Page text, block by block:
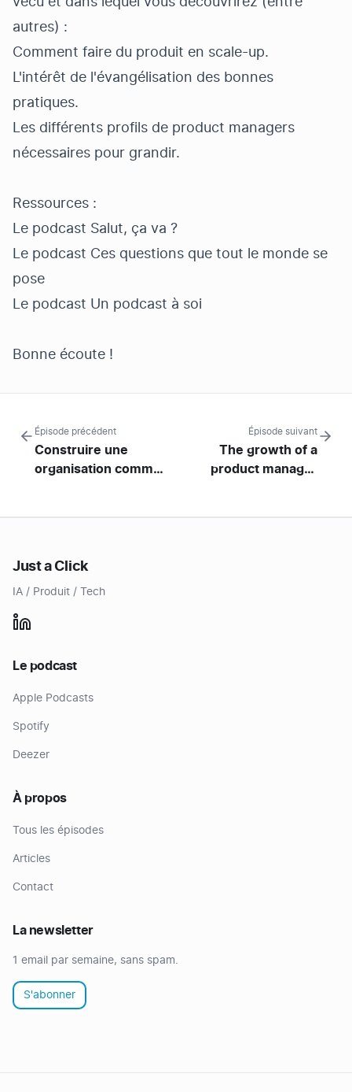
autres) :
Comment faire du produit en scale-up.
L'intérêt de l'évangélisation des bonnes
pratiques.
Les différents profils de product managers
nécessaires pour grandir.
Ressources :
Le podcast Salut, ça va ?
Le podcast Ces questions que tout le monde se
pose
Le podcast Un podcast à soi
Bonne écoute !
Épisode précédent
Construire une
organisation comme
Épisode suivant
The growth of a
product manager
Just a Click
IA / Produit / Tech
Le podcast
Apple Podcasts
Spotify
Deezer
À propos
Tous les épisodes
Articles
Contact
La newsletter
1 email par semaine, sans spam.
S'abonner